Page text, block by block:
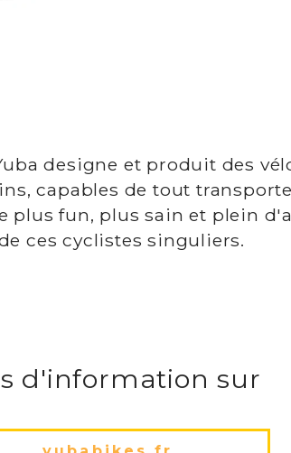
designe et produit des
capables de tout
plus fun, plus sain et plein
ces cyclistes singuliers.
d'information sur